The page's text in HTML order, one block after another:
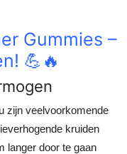
Gummies –
💪🔥
zijn veelvoorkomende
kruiden
langer door te gaan